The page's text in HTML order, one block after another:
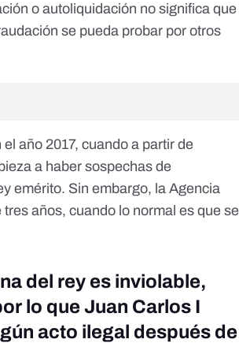
o autoliquidación no significa que
se pueda probar por otros
año 2017, cuando a partir de
a haber sospechas de
emérito. Sin embargo, la Agencia
años, cuando lo normal es que se
del rey es inviolable,
lo que Juan Carlos I
acto ilegal después de